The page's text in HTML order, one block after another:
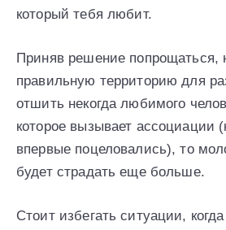
который тебя любит.
Приняв решение попрощаться,
правильную территорию для
отшить некогда любимого
которое вызывает ассоциации
впервые поцеловались), то
будет страдать еще больше.
Стоит избегать ситуации,